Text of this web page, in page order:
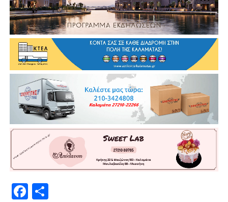
Facebook
Μοιραστείτε